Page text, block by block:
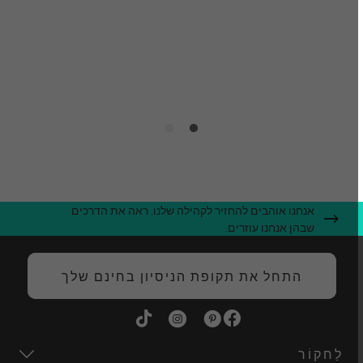
אנחנו אוהבים להחזיר לקהילה שלנו. ראה את הדרכים
שבהן אנחנו עוזרים.
התחל את תקופת הניסיון בחינם שלך
לַחקוֹר